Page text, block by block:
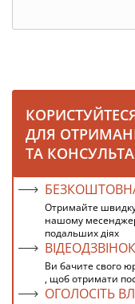
ДЛЯ
ТА
Отримайте
нашому
подальших діях
Ви бачите свого
, щоб отримати
ОГОЛОСІТЬ